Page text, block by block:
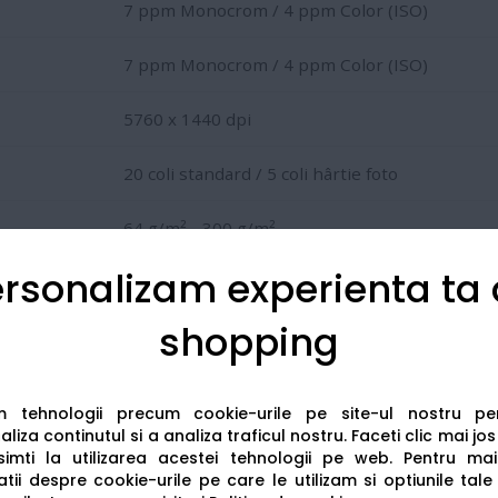
experienta ta
shopping
tehnologii precum cookie-urile pe site-ul nostru
continutul si a analiza traficul nostru. Faceti clic mai
la utilizarea acestei tehnologii pe web. Pentru
despre cookie-urile pe care le utilizam si optiunile tale
7 ppm Monocrom / 4 ppm Color (ISO)
7 ppm Monocrom / 4 ppm Color (ISO)
5760 x 1440 dpi
20 coli standard / 5 coli hârtie foto
64 g/m² - 300 g/m²
USB 2.0 (Micro USB), Wi-Fi Direct, Wi-Fi
309 x 154 x 61 mm
imprimate sunt de calitate profesională,
libertate totală fără a sacrifica performanța formatului